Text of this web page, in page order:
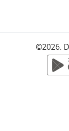
©2026.